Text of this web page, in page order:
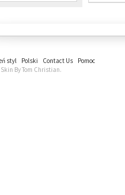
styl Polski Contact Us
Pomoc
Skin By Tom Christian.